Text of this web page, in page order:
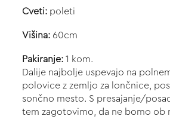
Cveti: poleti
Višina: 60cm
Pakiranje: 1 kom.
Dalije najbolje uspevajo na
polovice z zemljo za lončnice,
sončno mesto. S presajanje/
tem zagotovimo, da ne bomo ob